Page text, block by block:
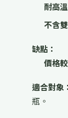
耐高溫
不含
缺點：
價格
適合對象：
瓶。